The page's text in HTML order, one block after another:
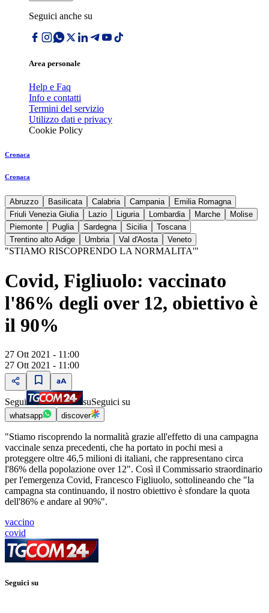
Seguici anche su
Area personale
Help e Faq
Info e contatti
Termini del servizio
Utilizzo dati e privacy
Cookie Policy
Cronaca
Cronaca
Abruzzo Basilicata Calabria Campania
Emilia Romagna
Friuli Venezia Giulia
Lazio Liguria Lombardia Marche
Molise
Piemonte
Puglia Sardegna Sicilia
Toscana
Trentino alto Adige
Umbria Val d'Aosta Veneto
"STIAMO RISCOPRENDO LA NORMALITA'"
Covid, Figliuolo: vaccinato
l'86% degli over 12, obiettivo è
il 90%
27 Ott 2021 - 11:00
27 Ott 2021 - 11:00
Segui suSeguici su
whatsapp discover
"Stiamo riscoprendo la normalità grazie all'effetto di una campagna
vaccinale senza precedenti, che ha portato in pochi mesi a
proteggere oltre 46,5 milioni di italiani, che rappresentano circa
l'86% della popolazione over 12". Così il Commissario straordinario
per l'emergenza Covid, Francesco Figliuolo, sottolineando che "la
campagna sta continuando, il nostro obiettivo è sfondare la quota
dell'86% e andare al 90%".
vaccino
covid
Seguici su